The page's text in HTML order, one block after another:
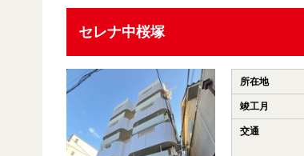
セレナ中桜塚
所在地
竣工月
交通